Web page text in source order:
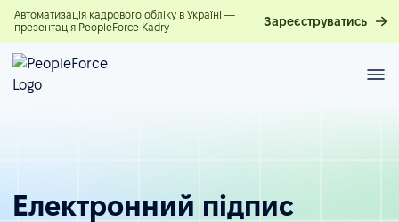
Автоматизація кадрового обліку в Україні —
презентація PeopleForce Kadry
Зареєструватись
Електронний підпис